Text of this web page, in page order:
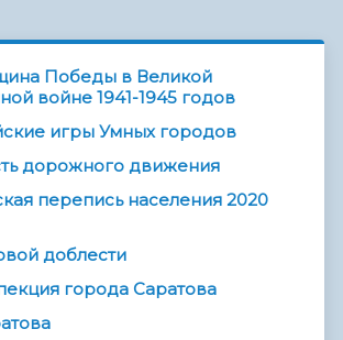
Победы в Великой
войне 1941-1945 годов
игры Умных городов
дорожного движения
перепись населения 2020
доблести
города Саратова